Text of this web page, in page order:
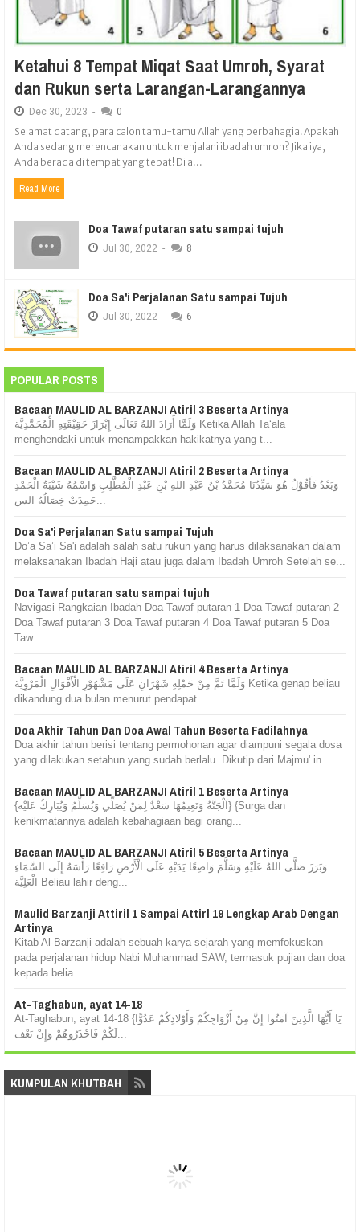
Ketahui 8 Tempat Miqat Saat Umroh, Syarat
dan Rukun serta Larangan-Larangannya
Dec 30, 2023 - 0
Selamat datang, para calon tamu-tamu Allah yang berbahagia! Apakah
Anda sedang merencanakan untuk menjalani ibadah umroh? Jika iya,
Anda berada di tempat yang tepat! Di a...
Read More
Doa Tawaf putaran satu sampai tujuh
Jul 30, 2022 - 8
Doa Sa'i Perjalanan Satu sampai Tujuh
Jul 30, 2022 - 6
POPULAR POSTS
Bacaan MAULID AL BARZANJI Atiril 3 Beserta Artinya
وَلَمَّا أَرَادَ اللهُ تَعَالَى إِبْرَازَ حَقِيْقَتِهِ الْمُحَمَّدِيَّة Ketika Allah Ta‘ala
menghendaki untuk menampakkan hakikatnya yang t...
Bacaan MAULID AL BARZANJI Atiril 2 Beserta Artinya
وَبَعْدُ فَأَقُوْلُ هُوَ سَيِّدُنَا مُحَمَّدُ بْنُ عَبْدِ اللهِ بْنِ عَبْدِ الْمُطَّلِبِ وَاسْمُهُ شَيْبَةُ الْحَمْدِ
Doa Sa'i Perjalanan Satu sampai Tujuh
Do’a Sa’i Sa'i adalah salah satu rukun yang harus dilaksanakan dalam
melaksanakan Ibadah Haji atau juga dalam Ibadah Umroh Setelah se...
Doa Tawaf putaran satu sampai tujuh
Navigasi Rangkaian Ibadah Doa Tawaf putaran 1 Doa Tawaf putaran 2
Doa Tawaf putaran 3 Doa Tawaf putaran 4 Doa Tawaf putaran 5 Doa
Taw...
Bacaan MAULID AL BARZANJI Atiril 4 Beserta Artinya
وَلَمَّا تَمَّ مِنْ حَمْلِهِ شَهْرَانِ عَلَى مَشْهُوْرِ الْأَقْوَالِ الْمَرْوِيَّة Ketika genap beliau
dikandung dua bulan menurut pendapat ...
Doa Akhir Tahun Dan Doa Awal Tahun Beserta Fadilahnya
Doa akhir tahun berisi tentang permohonan agar diampuni segala dosa
yang dilakukan setahun yang sudah berlalu. Dikutip dari Majmu' in...
Bacaan MAULID AL BARZANJI Atiril 1 Beserta Artinya
{اَلْجَنَّةُ وَنَعِيمُهَا سَعْدٌ لِمَنْ يُصَلِّي وَيُسَلِّمُ وَيُبَارِكُ عَلَيْه} {Surga dan
kenikmatannya adalah kebahagiaan bagi orang...
Bacaan MAULID AL BARZANJI Atiril 5 Beserta Artinya
وَبَرَزَ صَلَّى اللهُ عَلَيْهِ وَسَلَّمَ وَاضِعًا يَدَيْهِ عَلَى الْأَرْضِ رَافِعًا رَأْسَهُ إِلَى السَّمَاءِ
الْعَلِيَّة Beliau lahir deng...
Maulid Barzanji Attiril 1 Sampai Attirl 19 Lengkap Arab Dengan
Artinya
Kitab Al-Barzanji adalah sebuah karya sejarah yang memfokuskan
pada perjalanan hidup Nabi Muhammad SAW, termasuk pujian dan doa
kepada belia...
At-Taghabun, ayat 14-18
At-Taghabun, ayat 14-18 {يَا أَيُّهَا الَّذِينَ آمَنُوا إِنَّ مِنْ أَزْوَاجِكُمْ وَأَوْلادِكُمْ عَدُوًّا
KUMPULAN KHUTBAH